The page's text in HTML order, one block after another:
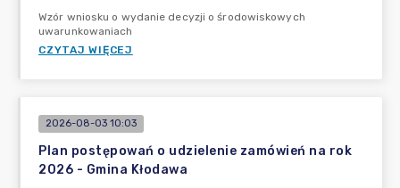
Wzór wniosku o wydanie decyzji o środowiskowych
uwarunkowaniach
CZYTAJ WIĘCEJ
2026-08-03 10:03
Plan postępowań o udzielenie zamówień na rok
2026 - Gmina Kłodawa